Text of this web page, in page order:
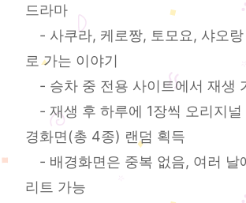
드라마
- 사쿠라, 케로짱, 토모요, 샤오랑
로 가는 이야기
- 승차 중 전용 사이트에서 재생
- 재생 후 하루에 1장씩 오리지널
경화면(총 4종) 랜덤 획득
- 배경화면은 중복 없음, 여러 날
리트 가능